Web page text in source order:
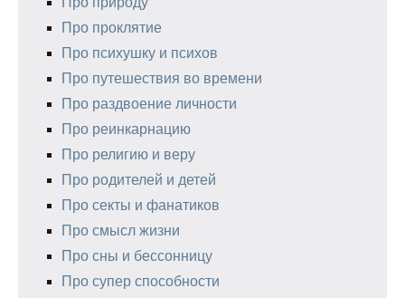
Про проклятие
Про психушку и психов
Про путешествия во времени
Про раздвоение личности
Про реинкарнацию
Про религию и веру
Про родителей и детей
Про секты и фанатиков
Про смысл жизни
Про сны и бессонницу
Про супер способности